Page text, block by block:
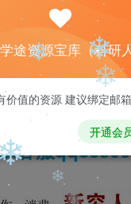
stronger than your
your dreams happen.
于你的胆怯时，你就可以将梦想
重要信息：
后刷新页面即
客服
途资源宝库（科研
值的资源 建议绑定邮箱
开通会
❄
❄ ❄
❄
❄